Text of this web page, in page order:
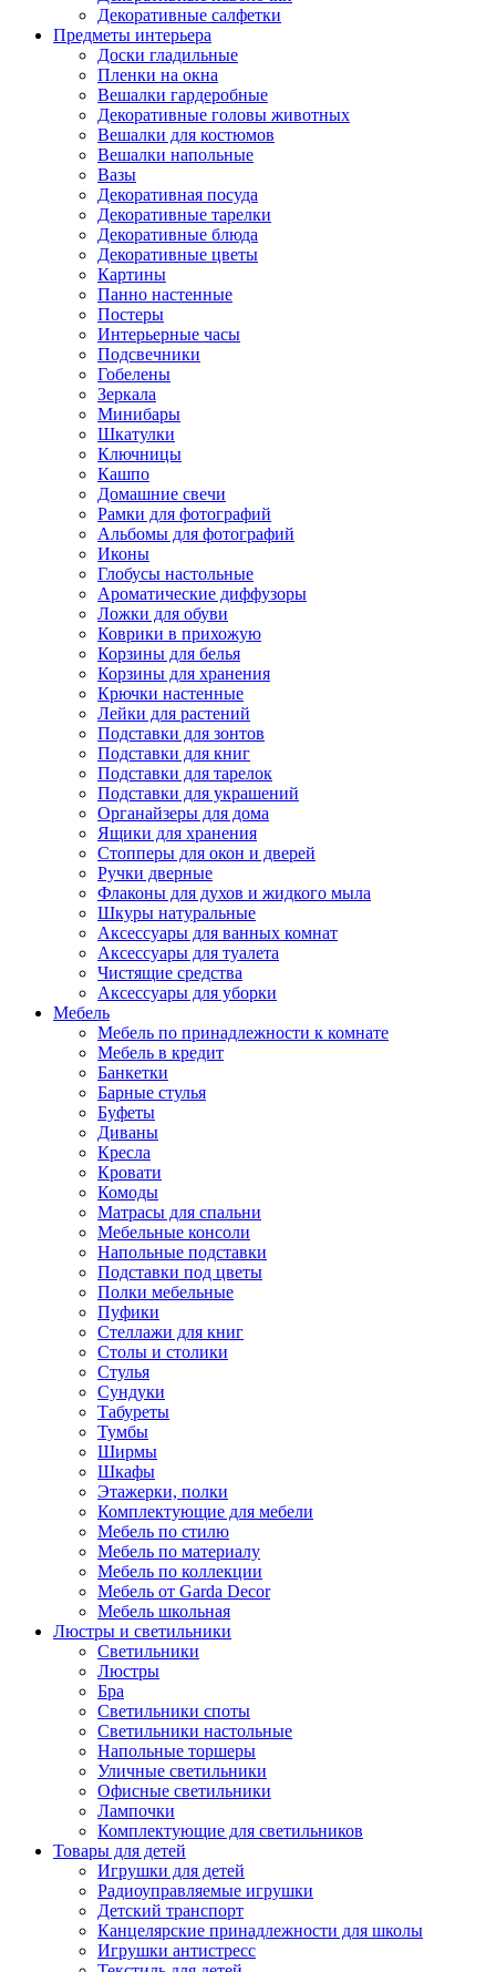
Декоративные салфетки
Предметы интерьера
Доски гладильные
Пленки на окна
Вешалки гардеробные
Декоративные головы животных
Вешалки для костюмов
Вешалки напольные
Вазы
Декоративная посуда
Декоративные тарелки
Декоративные блюда
Декоративные цветы
Картины
Панно настенные
Постеры
Интерьерные часы
Подсвечники
Гобелены
Зеркала
Минибары
Шкатулки
Ключницы
Кашпо
Домашние свечи
Рамки для фотографий
Альбомы для фотографий
Иконы
Глобусы настольные
Ароматические диффузоры
Ложки для обуви
Коврики в прихожую
Корзины для белья
Корзины для хранения
Крючки настенные
Лейки для растений
Подставки для зонтов
Подставки для книг
Подставки для тарелок
Подставки для украшений
Органайзеры для дома
Ящики для хранения
Стопперы для окон и дверей
Ручки дверные
Флаконы для духов и жидкого мыла
Шкуры натуральные
Аксессуары для ванных комнат
Аксессуары для туалета
Чистящие средства
Аксессуары для уборки
Мебель
Мебель по принадлежности к комнате
Мебель в кредит
Банкетки
Барные стулья
Буфеты
Диваны
Кресла
Кровати
Комоды
Матрасы для спальни
Мебельные консоли
Напольные подставки
Подставки под цветы
Полки мебельные
Пуфики
Стеллажи для книг
Столы и столики
Стулья
Сундуки
Табуреты
Тумбы
Ширмы
Шкафы
Этажерки, полки
Комплектующие для мебели
Мебель по стилю
Мебель по материалу
Мебель по коллекции
Мебель от Garda Decor
Мебель школьная
Люстры и светильники
Светильники
Люстры
Бра
Светильники споты
Светильники настольные
Напольные торшеры
Уличные светильники
Офисные светильники
Лампочки
Комплектующие для светильников
Товары для детей
Игрушки для детей
Радиоуправляемые игрушки
Детский транспорт
Канцелярские принадлежности для школы
Игрушки антистресс